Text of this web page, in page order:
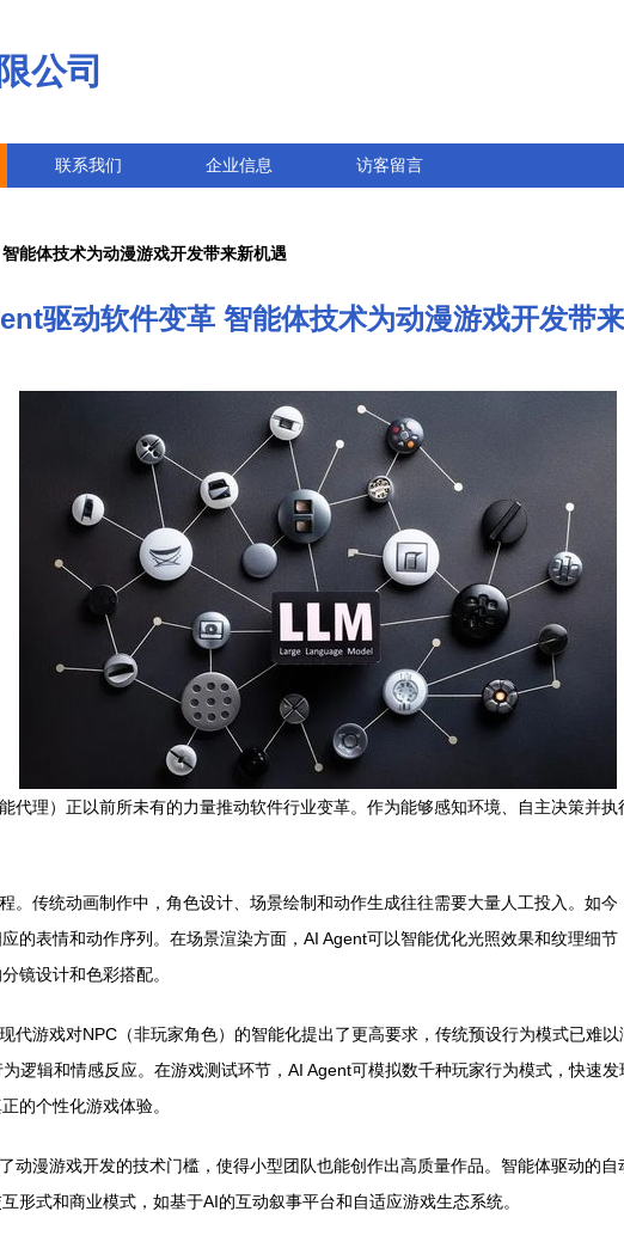
公司
联系我们 企业信息 访客留言
能体技术为动漫游戏开发带来新机遇
驱动软件变革 智能体技术为动漫游戏开发带
代理）正以前所未有的力量推动软件行业变革。作为能够感知环境、自主决策并
。传统动画制作中，角色设计、场景绘制和动作生成往往需要大量人工投入。如
的表情和动作序列。在场景渲染方面，AI Agent可以智能优化光照效果和纹理细
镜设计和色彩搭配。
代游戏对NPC（非玩家角色）的智能化提出了更高要求，传统预设行为模式已难
逻辑和情感反应。在游戏测试环节，AI Agent可模拟数千种玩家行为模式，快速
的个性化游戏体验。
动漫游戏开发的技术门槛，使得小型团队也能创作出高质量作品。智能体驱动的
形式和商业模式，如基于AI的互动叙事平台和自适应游戏生态系统。